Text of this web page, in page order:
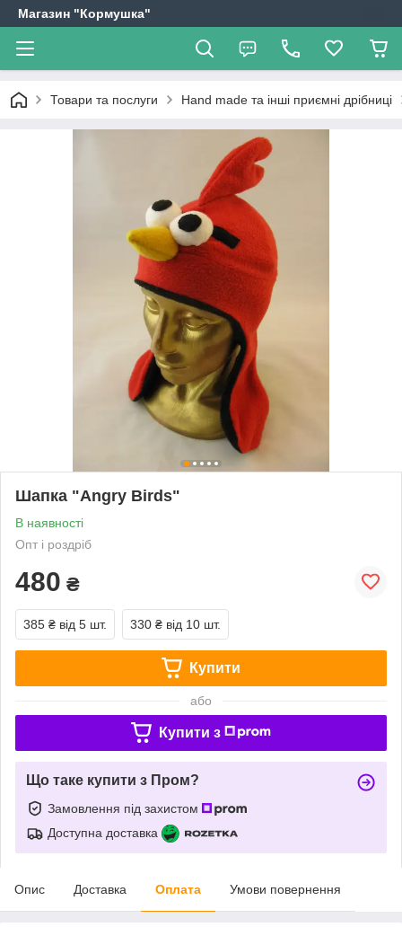
Магазин "Кормушка"
Товари та послуги Hand made та інші приємні дрібниці
Шапка "Angry Birds"
В наявності
Опт і роздріб
480 ₴
385 ₴ від 5 шт. 330 ₴ від 10 шт.
Купити
або
Купити з
Що таке купити з Пром?
Замовлення під захистом
Доступна доставка
Опис Доставка Оплата Умови повернення